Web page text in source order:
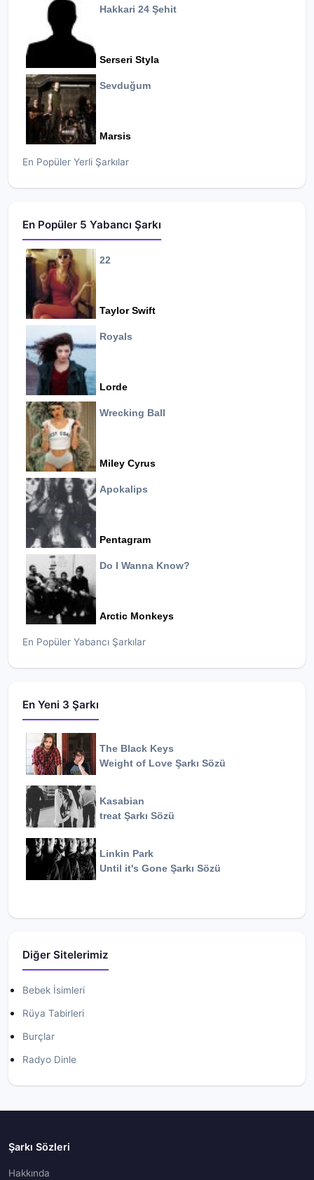
Hakkari 24 Şehit
Serseri Styla
Sevduğum
Marsis
En Popüler Yerli Şarkılar
En Popüler 5 Yabancı Şarkı
22
Taylor Swift
Royals
Lorde
Wrecking Ball
Miley Cyrus
Apokalips
Pentagram
Do I Wanna Know?
Arctic Monkeys
En Popüler Yabancı Şarkılar
En Yeni 3 Şarkı
The Black Keys
Weight of Love Şarkı Sözü
Kasabian
treat Şarkı Sözü
Linkin Park
Until it's Gone Şarkı Sözü
Diğer Sitelerimiz
Bebek İsimleri
Rüya Tabirleri
Burçlar
Radyo Dinle
Şarkı Sözleri
Hakkında